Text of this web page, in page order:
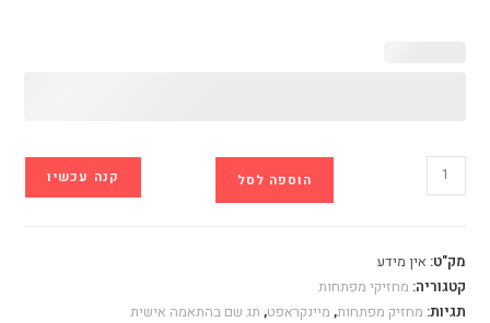
כמות
של
מפתחות
מיינקראפט
בשתי
הוספה לסל קנה עכשיו
מק"ט: אין מידע
קטגוריה: מחזיקי מפתחות
תגיות: מחזיק מפתחות, מיינקראפט, תג שם בהתאמה אישית